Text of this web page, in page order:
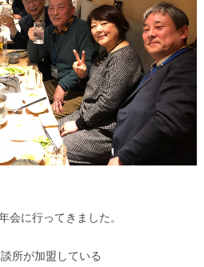
会に行ってきました。
所が加盟している